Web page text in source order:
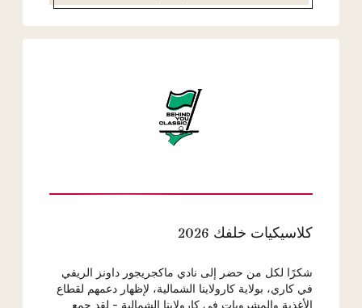
كلاسيكيات خلفك 2026
شكرًا لكل من حضر إلى نادي ماكجريجور داونز الريفي
في كاري، بولاية كارولاينا الشمالية، لإظهار دعمهم لقطاع
الأغذية والمشروبات في كارولاينا الشمالية - لقد جمع